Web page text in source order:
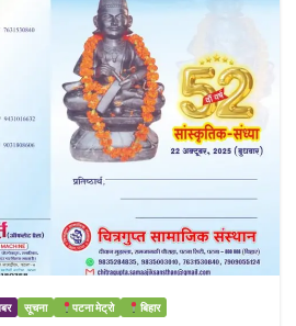
सूचना पटना मेट्रो बिहार